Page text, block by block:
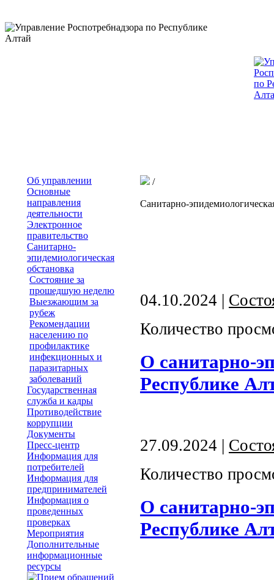
Об управлении
Основные
направления
деятельности
Электронное
правительство
Санитарно-
эпидемиологическая
обстановка
Состояние за
прошедшую неделю
Выезжающим за
рубеж
Рекомендации
населению по
профилактике
инфекционных и
паразитарных
заболеваний
Государственная
служба и кадры
Противодействие
коррупции
Документы
Пресс-центр
Информация для
потребителей
Информация для
предпринимателей
Информация о
проведенных
проверках
Мероприятия
Дополнительные
информационные
ресурсы
/
Санитарно-
04.10.2024 |
Количество
О санитарно-
Республике
27.09.2024 |
Количество
О санитарно-
Республике